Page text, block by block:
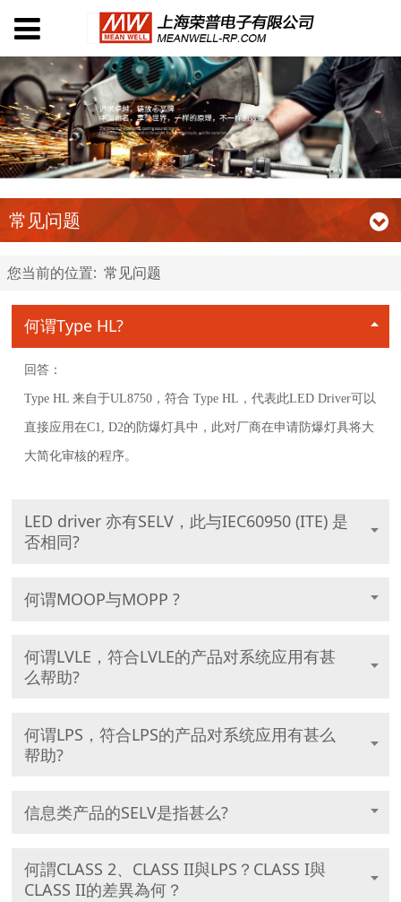
常见问题
您当前的位置: 常见问题
何谓Type HL?
回答：
Type HL 来自于UL8750，符合 Type HL，代表此LED Driver可以
直接应用在C1, D2的防爆灯具中，此对厂商在申请防爆灯具将大
大简化审核的程序。
LED driver 亦有SELV，此与IEC60950 (ITE) 是
否相同?
何谓MOOP与MOPP ?
何谓LVLE，符合LVLE的产品对系统应用有甚
么帮助?
何谓LPS，符合LPS的产品对系统应用有甚么
帮助?
信息类产品的SELV是指甚么?
何謂CLASS 2、CLASS II與LPS？CLASS I與
CLASS II的差異為何？